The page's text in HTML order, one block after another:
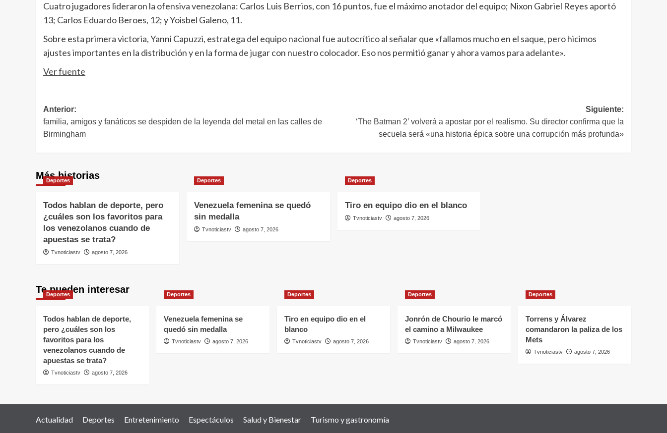
Cuatro jugadores lideraron la ofensiva venezolana: Carlos Luis Berrios, con 16 puntos, fue el máximo anotador del equipo; Nixon Gabriel Reyes aportó
13; Carlos Eduardo Beroes, 12; y Yoisbel Galeno, 11.
Sobre esta primera victoria, Yanni Capuzzi, estratega del equipo nacional fue autocrítico al señalar que «fallamos mucho en el saque, pero hicimos
ajustes importantes en la distribución y en la forma de jugar con nuestro colocador. Eso nos permitió ganar y ahora vamos para adelante».
Ver fuente
Navegación
de
entradas
Anterior:
familia, amigos y fanáticos se despiden de la leyenda del metal en las calles de
Birmingham
Siguiente:
‘The Batman 2’ volverá a apostar por el realismo. Su director confirma que la
secuela será «una historia épica sobre una corrupción más profunda»
Más historias
Deportes
Todos hablan de deporte, pero
¿cuáles son los favoritos para
los venezolanos cuando de
apuestas se trata?
Tvnoticiastv agosto 7, 2026
Deportes
Venezuela femenina se quedó
sin medalla
Tvnoticiastv agosto 7, 2026
Deportes
Tiro en equipo dio en el blanco
Tvnoticiastv agosto 7, 2026
Te pueden interesar
Deportes
Todos hablan de deporte,
pero ¿cuáles son los
favoritos para los
venezolanos cuando de
apuestas se trata?
Tvnoticiastv agosto 7, 2026
Deportes
Venezuela femenina se
quedó sin medalla
Tvnoticiastv agosto 7, 2026
Deportes
Tiro en equipo dio en el
blanco
Tvnoticiastv agosto 7, 2026
Deportes
Jonrón de Chourio le marcó
el camino a Milwaukee
Tvnoticiastv agosto 7, 2026
Deportes
Torrens y Álvarez
comandaron la paliza de los
Mets
Tvnoticiastv agosto 7, 2026
Actualidad Deportes Entretenimiento Espectáculos Salud y Bienestar Turismo y gastronomía